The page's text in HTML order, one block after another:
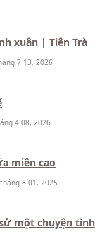
xuân | Tiên Trà
7 13, 2026
4 08, 2026
miền cao
6 01, 2025
một chuyện tình